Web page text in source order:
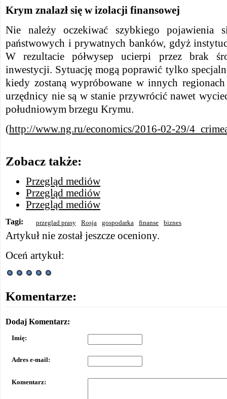
Krym znalazł się w izolacji finansowej
Nie należy oczekiwać szybkiego pojawienia
państwowych i prywatnych banków, gdyż
W rezultacie półwysep ucierpi przez brak
inwestycji. Sytuację mogą poprawić tylko
kiedy zostaną wypróbowane w innych
urzędnicy nie są w stanie przywrócić nawet
południowym brzegu Krymu.
(http://www.ng.ru/economics/2016-02-29/
Zobacz także:
Przegląd mediów
Przegląd mediów
Przegląd mediów
Tagi: przeglad prasy Rosja gospodarka finanse biznes
Artykuł nie został jeszcze oceniony.
Oceń artykuł:
Komentarze:
Dodaj Komentarz:
Imię:
Adres e-mail:
Komentarz: